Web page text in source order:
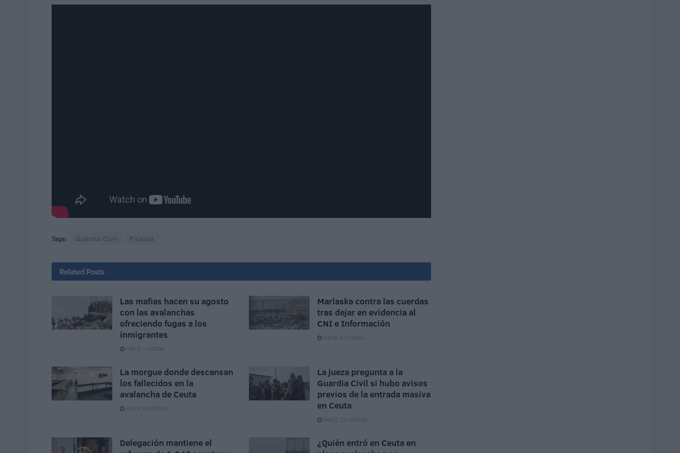
Tags: Guardia Civil Pateras
Related Posts
Las mafias hacen su agosto
con las avalanchas
ofreciendo fugas a los
inmigrantes
HACE 1 HORA
Marlaska contra las cuerdas
tras dejar en evidencia al
CNI e Información
HACE 4 HORAS
La morgue donde descansan
los fallecidos en la
avalancha de Ceuta
HACE 5 HORAS
La jueza pregunta a la
Guardia Civil si hubo avisos
previos de la entrada masiva
en Ceuta
HACE 23 HORAS
Delegación mantiene el
¿Quién entró en Ceuta en